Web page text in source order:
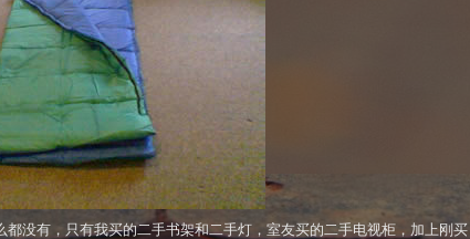
都没有，只有我买的二手书架和二手灯，室友买的二手电视柜，加上刚买